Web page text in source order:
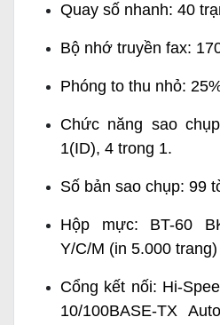
Quay số nhanh: 40
Bộ nhớ truyền fax:
Phóng to thu nhỏ:
Chức năng sao
1(ID), 4 trong 1.
Số bản sao chụp: 99
Hộp mực: BT-60
Y/C/M (in 5.000 trang)
Cổng kết nối: Hi-
10/100BASE-TX